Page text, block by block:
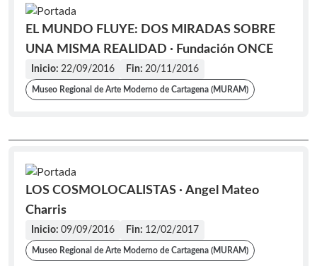
EL MUNDO FLUYE: DOS MIRADAS SOBRE
UNA MISMA REALIDAD · Fundación ONCE
Inicio: 22/09/2016 Fin: 20/11/2016
Museo Regional de Arte Moderno de Cartagena (MURAM)
LOS COSMOLOCALISTAS · Angel Mateo
Charris
Inicio: 09/09/2016 Fin: 12/02/2017
Museo Regional de Arte Moderno de Cartagena (MURAM)